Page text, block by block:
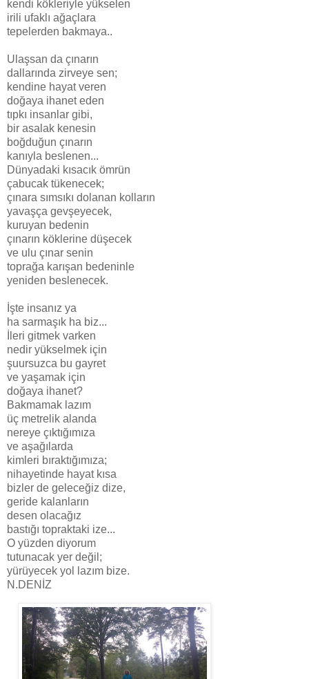
kendi kökleriyle yükselen
irili ufaklı ağaçlara
tepelerden bakmaya..
Ulaşsan da çınarın
dallarında zirveye sen;
kendine hayat veren
doğaya ihanet eden
tıpkı insanlar gibi,
bir asalak kenesin
boğduğun çınarın
kanıyla beslenen...
Dünyadaki kısacık ömrün
çabucak tükenecek;
çınara sımsıkı dolanan kolların
yavaşça gevşeyecek,
kuruyan bedenin
çınarın köklerine düşecek
ve ulu çınar senin
toprağa karışan bedeninle
yeniden beslenecek.
İşte insanız ya
ha sarmaşık ha biz...
İleri gitmek varken
nedir yükselmek için
şuursuzca bu gayret
ve yaşamak için
doğaya ihanet?
Bakmamak lazım
üç metrelik alanda
nereye çıktığımıza
ve aşağılarda
kimleri bıraktığımıza;
nihayetinde hayat kısa
bizler de geleceğiz dize,
geride kalanların
desen olacağız
bastığı topraktaki ize...
O yüzden diyorum
tutunacak yer değil;
yürüyecek yol lazım bize.
N.DENİZ